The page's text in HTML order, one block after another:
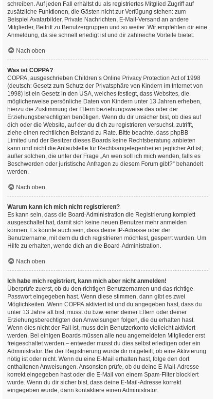
schreiben. Auf jeden Fall erhältst du als registriertes Mitglied Zugriff auf
zusätzliche Funktionen, die Gästen nicht zur Verfügung stehen: zum
Beispiel Avatarbilder, Private Nachrichten, E-Mail-Versand an andere
Mitglieder, Beitritt zu Benutzergruppen und so weiter. Wir empfehlen dir eine
Anmeldung, da sie schnell erledigt ist und dir zahlreiche Vorteile bietet.
Nach oben
Was ist COPPA?
COPPA, ausgeschrieben Children’s Online Privacy Protection Act of 1998
(deutsch: Gesetz zum Schutz der Privatsphäre von Kindern im Internet von
1998) ist ein Gesetz in den USA, welches festlegt, dass Websites, die
möglicherweise persönliche Daten von Kindern unter 13 Jahren erheben,
hierzu die Zustimmung der Eltern beziehungsweise des oder der
Erziehungsberechtigten benötigen. Wenn du dir unsicher bist, ob dies auf
dich oder die Website, auf der du dich zu registrieren versuchst, zutrifft,
ziehe einen rechtlichen Beistand zu Rate. Bitte beachte, dass phpBB
Limited und der Besitzer dieses Boards keine Rechtsberatung anbieten
kann und nicht die Anlaufstelle für Rechtsangelegenheiten jeglicher Art ist;
außer solchen, die unter der Frage „An wen soll ich mich wenden, falls es
Beschwerden oder juristische Anfragen zu diesem Forum gibt?“ behandelt
werden.
Nach oben
Warum kann ich mich nicht registrieren?
Es kann sein, dass die Board-Administration die Registrierung komplett
ausgeschaltet hat, damit sich keine neuen Benutzer mehr anmelden
können. Es könnte auch sein, dass deine IP-Adresse oder der
Benutzername, mit dem du dich registrieren möchtest, gesperrt wurden. Um
Hilfe zu erhalten, wende dich an die Board-Administration.
Nach oben
Ich habe mich registriert, kann mich aber nicht anmelden!
Überprüfe zuerst, ob du den richtigen Benutzernamen und das richtige
Passwort eingegeben hast. Wenn diese stimmen, dann gibt es zwei
Möglichkeiten. Wenn COPPA aktiviert ist und du angegeben hast, dass du
unter 13 Jahre alt bist, musst du bzw. einer deiner Eltern oder deiner
Erziehungsberechtigten den Anweisungen folgen, die du erhalten hast.
Wenn dies nicht der Fall ist, muss dein Benutzerkonto vielleicht aktiviert
werden. Bei einigen Boards müssen alle neu angemeldeten Mitglieder erst
freigeschaltet werden – entweder musst du dies selbst erledigen oder ein
Administrator. Bei der Registrierung wurde dir mitgeteilt, ob eine Aktivierung
nötig ist oder nicht. Wenn du eine E-Mail erhalten hast, folge den dort
enthaltenen Anweisungen. Ansonsten prüfe, ob du deine E-Mail-Adresse
korrekt eingegeben hast oder die E-Mail von einem Spam-Filter blockiert
wurde. Wenn du dir sicher bist, dass deine E-Mail-Adresse korrekt
eingegeben wurde, dann kontaktiere einen Administrator.